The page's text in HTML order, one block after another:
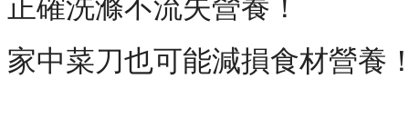
正確洗滌不流失營養！
家中菜刀也可能減損食材營養